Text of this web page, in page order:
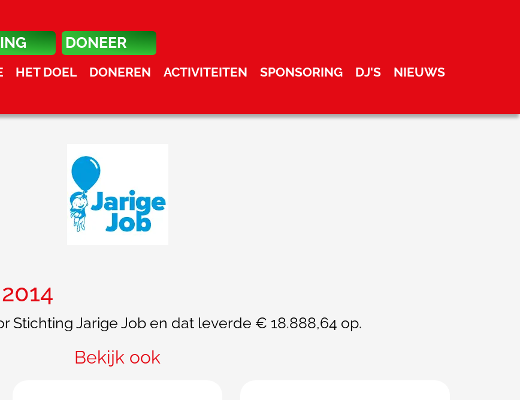
DONEER
HET DOEL DONEREN ACTIVITEITEN SPONSORING DJ'S NIEUWS
Stichting Jarige Job en dat leverde € 18.888,64 op.
Bekijk ook